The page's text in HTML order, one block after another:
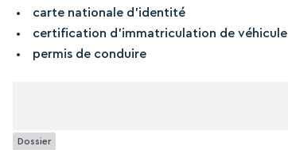
carte nationale d’identité
certification d’immatriculation de véhicule
permis de conduire
Dossier